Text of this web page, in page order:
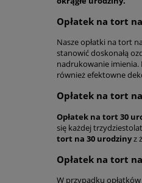
Opłatek na tort
Nasze opłatki na tort
stanowić doskonałą
nadrukowanie imienia.
również efektowne
Opłatek na tort
Opłatek na tort 30
się każdej
tort na 30 urodzinyz
Opłatek na tort
W przypadku